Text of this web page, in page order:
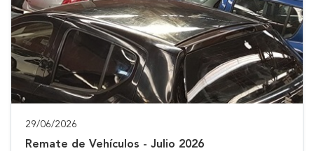
29/06/2026
Remate de Vehículos - Julio 2026